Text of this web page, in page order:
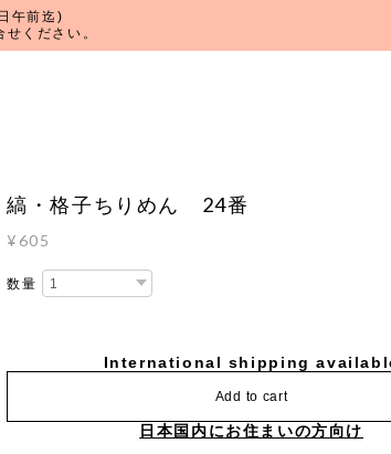
午前迄)
ください。
縞・格子ちりめん 24番
¥605
数量
International shipping
Add to cart
日本国内にお住まいの方向け